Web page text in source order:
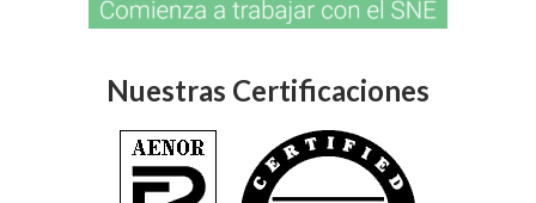
Nuestras Certificaciones